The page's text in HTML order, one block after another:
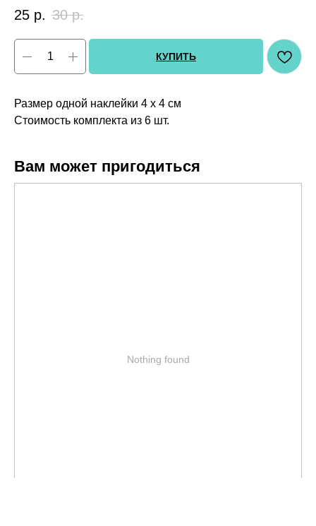
25 р. 30 р.
КУПИТЬ
Размер одной наклейки 4 х 4 см
Стоимость комплекта из 6 шт.
Вам может пригодиться
Nothing found